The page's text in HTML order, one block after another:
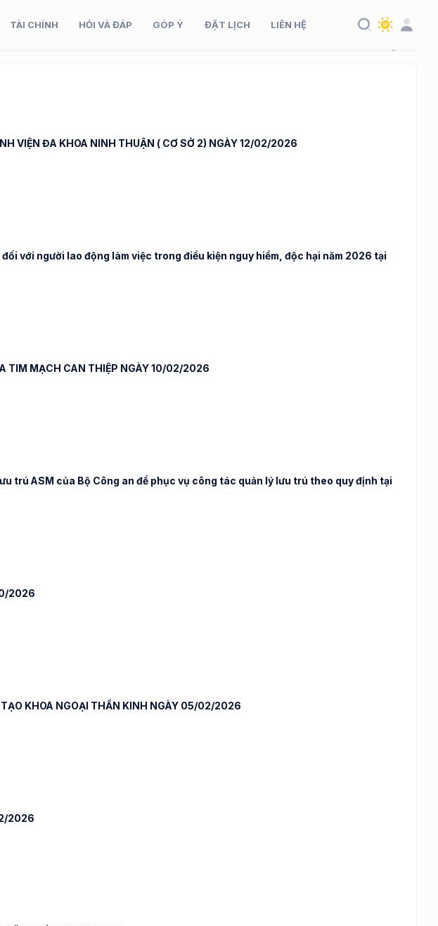
TÀI CHÍNH HỎI VÀ ĐÁP GÓP Ý ĐẶT LỊCH LIÊN HỆ
VIỆN ĐA KHOA NINH THUẬN ( CƠ SỞ 2) NGÀY 12/02/2026
với người lao động làm việc trong điều kiện nguy hiểm, độc hại năm 2026 tại
TIM MẠCH CAN THIỆP NGÀY 10/02/2026
trú ASM của Bộ Công an để phục vụ công tác quản lý lưu trú theo quy định tại
2026
KHOA NGOẠI THẦN KINH NGÀY 05/02/2026
2026